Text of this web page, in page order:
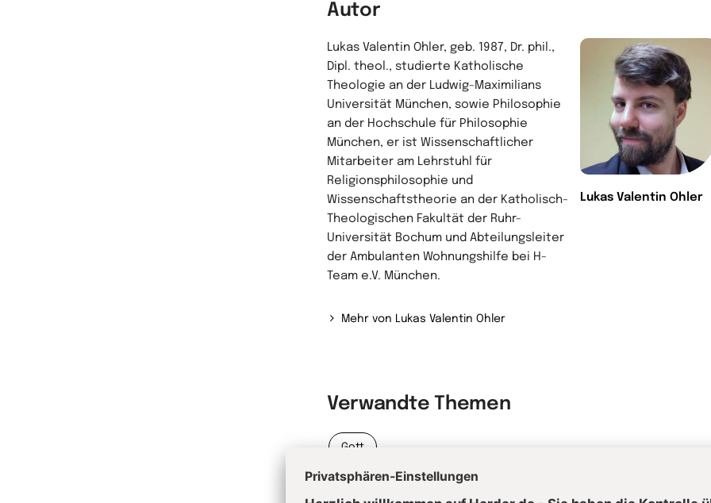
Autor
Lukas Valentin Ohler
Lukas Valentin Ohler, geb. 1987, Dr. phil.,
Dipl. theol., studierte Katholische
Theologie an der Ludwig-Maximilians
Universität München, sowie Philosophie
an der Hochschule für Philosophie
München, er ist Wissenschaftlicher
Mitarbeiter am Lehrstuhl für
Religionsphilosophie und
Wissenschaftstheorie an der Katholisch-
Theologischen Fakultät der Ruhr-
Universität Bochum und Abteilungsleiter
der Ambulanten Wohnungshilfe bei H-
Team e.V. München.
Mehr von Lukas Valentin Ohler
Verwandte Themen
Gott